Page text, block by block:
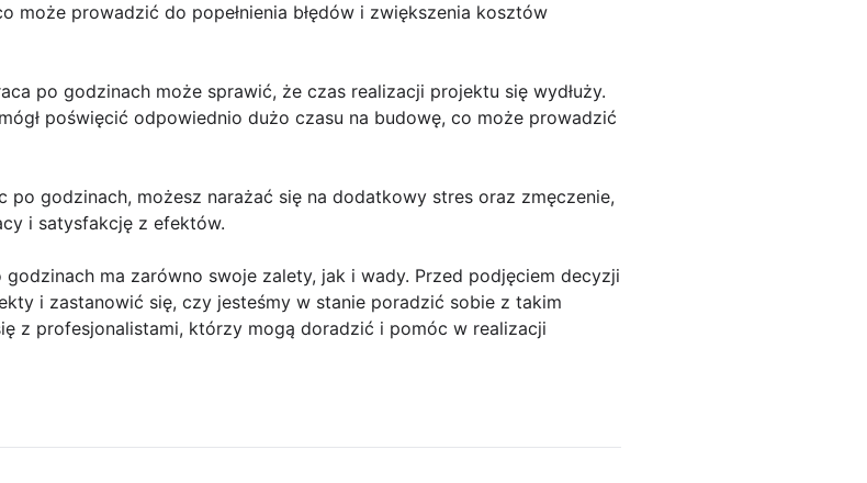
może prowadzić do popełnienia błędów i zwiększenia kosztów
po godzinach może sprawić, że czas realizacji projektu się wydłuży.
poświęcić odpowiednio dużo czasu na budowę, co może prowadzić
po godzinach, możesz narażać się na dodatkowy stres oraz zmęczenie,
i satysfakcję z efektów.
ma zarówno swoje zalety, jak i wady. Przed podjęciem decyzji
i zastanowić się, czy jesteśmy w stanie poradzić sobie z takim
z profesjonalistami, którzy mogą doradzić i pomóc w realizacji